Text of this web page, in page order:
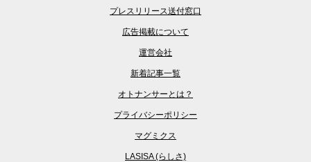
プレスリリース送付窓口
広告掲載について
運営会社
新着記事一覧
オトナンサーとは？
プライバシーポリシー
マグミクス
LASISA (らしさ)